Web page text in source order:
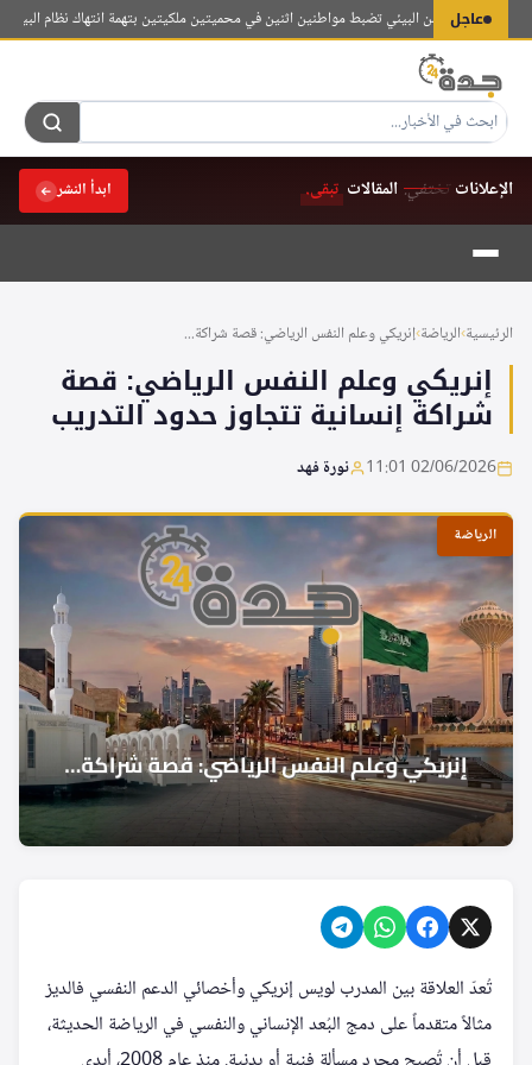
عاجل
الخاصة للأمن البيئي تضبط مواطنين اثنين في محميتين ملكيتين بتهمة انتهاك نظام البيئةهيئة
الإعلانات تختفي.المقالات تبقى. ابدأ النشر
التجاوز
المحتوى
الرئيسية›الرياضة›إنريكي وعلم النفس الرياضي: قصة شراكة...
إنريكي وعلم النفس الرياضي: قصة
شراكة إنسانية تتجاوز حدود التدريب
02/06/2026 11:01 نورة فهد
الرياضة
تُعدّ العلاقة بين المدرب لويس إنريكي وأخصائي الدعم النفسي فالديز
مثالاً متقدماً على دمج البُعد الإنساني والنفسي في الرياضة الحديثة،